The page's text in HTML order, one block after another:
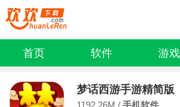
首页 软件 游戏
梦话西游手游精简版